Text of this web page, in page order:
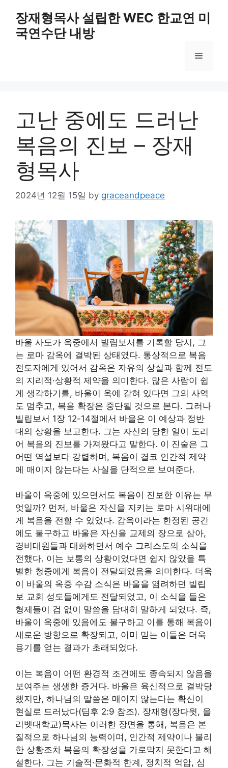
content
장재형목사 설립한 WEC 한교연 미
국연수단 내방
Menu
고난 중에도 드러난
복음의 진보 – 장재
형목사
2024년 12월 15일 by graceandpeace
바울 사도가 옥중에서 빌립보서를 기록할 당시, 그
는 로마 감옥에 결박된 상태였다. 통상적으로 복음
전도자에게 있어서 감옥은 자유의 상실과 함께 전도
의 지리적·상황적 제약을 의미한다. 많은 사람이 쉽
게 생각하기를, 바울이 옥에 갇혀 있다면 그의 사역
도 멈추고, 복음 확장은 중단될 것으로 본다. 그러나
빌립보서 1장 12-14절에서 바울은 이 예상과 정반
대의 상황을 보고한다. 그는 자신의 당한 일이 도리
어 복음의 진보를 가져왔다고 말한다. 이 진술은 그
어떤 역설보다 강렬하며, 복음이 결코 인간적 제약
에 매이지 않는다는 사실을 단적으로 보여준다.
바울이 옥중에 있으면서도 복음이 진보한 이유는 무
엇일까? 먼저, 바울은 자신을 지키는 로마 시위대에
게 복음을 전할 수 있었다. 감옥이라는 한정된 공간
에도 불구하고 바울은 자신을 교제의 장으로 삼아,
경비대원들과 대화하면서 예수 그리스도의 소식을
전했다. 이는 보통의 상황이었다면 쉽지 않았을 특
별한 청중에게 복음이 전달되었음을 의미한다. 더욱
이 바울의 옥중 수감 소식은 바울을 염려하던 빌립
보 교회 성도들에게도 전달되었고, 이 소식을 들은
형제들이 겁 없이 말씀을 담대히 말하게 되었다. 즉,
바울이 옥중에 있음에도 불구하고 이를 통해 복음이
새로운 방향으로 확장되고, 이미 믿는 이들은 더욱
용기를 얻는 결과가 초래되었다.
이는 복음이 어떤 환경적 조건에도 종속되지 않음을
보여주는 생생한 증거다. 바울은 육신적으로 결박당
했지만, 하나님의 말씀은 매이지 않는다는 확신이
현실로 드러났다(딤후 2:9 참조). 장재형(장다윗, 올
리벳대학교)목사는 이러한 장면을 통해, 복음은 본
질적으로 하나님의 능력이며, 인간적 제약이나 불리
한 상황조차 복음의 확장성을 가로막지 못한다고 해
설한다. 그는 기술적·문화적 한계, 정치적 억압, 심